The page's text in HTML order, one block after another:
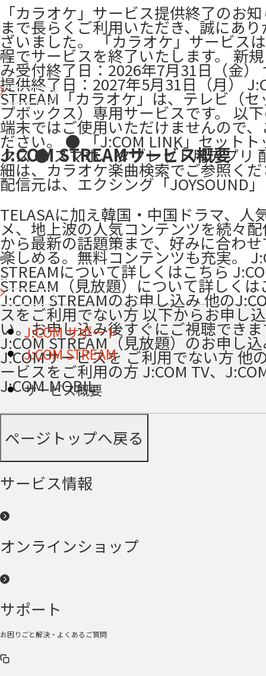
「カラオケ」サービス提供終了のお
まで長らくご利用いただき、誠にあ
ざいました。 「カラオケ」サービス
程でサービスを終了いたします。 新
み受付終了日：2026年7月31日（金）
提供終了日：2027年5月31日（月）
STREAM「カラオケ」は、テレビ（
プボックス）専用サービスです。 以
端末ではご使用いただけませんので
ださい。 ● 「J:COM LINK」セットト
クス ● スマホ、タブレット用アプリ
細は、カラオケ楽曲検索でご参照く
配信元は、エクシング「JOYSOUND
7
J:COM STREAMサービス概要
TELASAに加え韓国・中国ドラマ、人
メ、地上波の人気コンテンツを続々
から最新の話題策まで、好みに合わ
楽しめる。無料コンテンツも充実。
STREAMについて詳しくはこちら
STREAM（見放題）について詳しくは
J:COM STREAMのお申し込み 他の
スをご利用でない方 以下からお申し
い。お申し込み後すぐにご視聴できま
J:COM STREAM（見放題）のお申し
J:COMサービスを ご利用でない方 他
ービスをご利用の方 J:COM TV、
J:COM MOBIL
17
J:COM サポート
J:COM STREAM
サービス概要
ページトップへ戻る
サービス情報
オンラインショップ
サポート
お困りごと解決・よくあるご質問